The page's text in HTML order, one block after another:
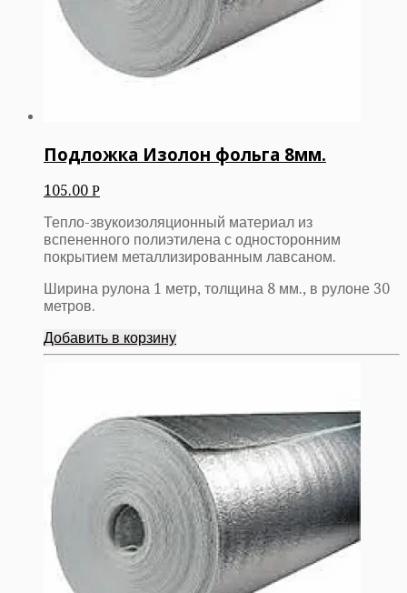
Подложка Изолон фольга 8мм.
105.00 Р
Тепло-звукоизоляционный материал из
вспененного полиэтилена с односторонним
покрытием металлизированным лавсаном.
Ширина рулона 1 метр, толщина 8 мм., в рулоне 30
метров.
Добавить в корзину